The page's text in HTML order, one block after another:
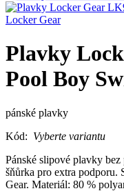
Locker Gear
Plavky
Pool Boy
pánské plavky
Kód: Vyberte variantu
Pánské slipové plavky
šňůrka pro extra
Gear. Materiál: 80 %